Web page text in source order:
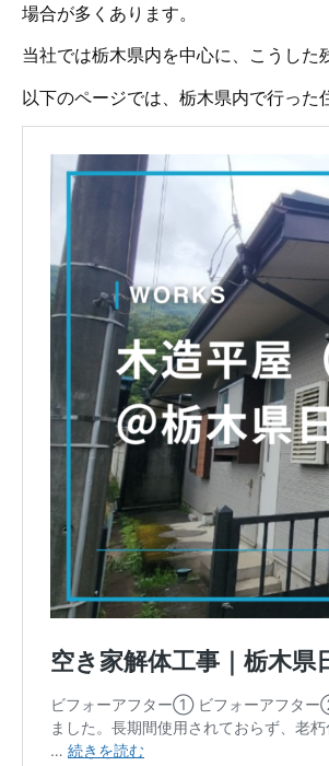
場合が多くあります。
当社では栃木県内を中心に、こうした
以下のページでは、栃木県内で行った